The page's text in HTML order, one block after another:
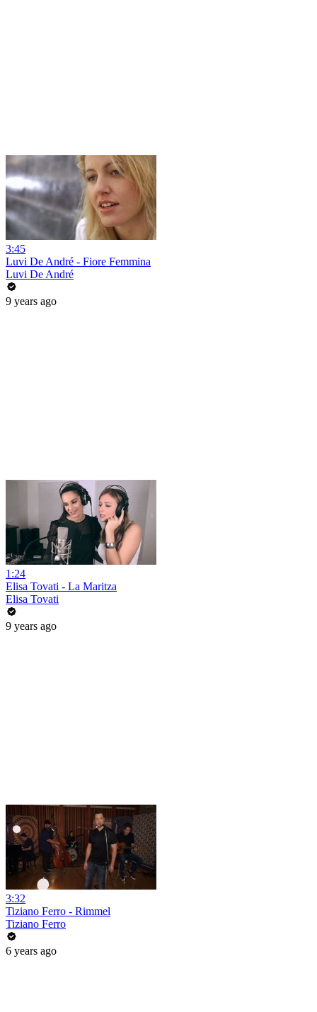
3:45
Luvi De André - Fiore Femmina
Luvi De André
9 years ago
1:24
Elisa Tovati - La Maritza
Elisa Tovati
9 years ago
3:32
Tiziano Ferro - Rimmel
Tiziano Ferro
6 years ago